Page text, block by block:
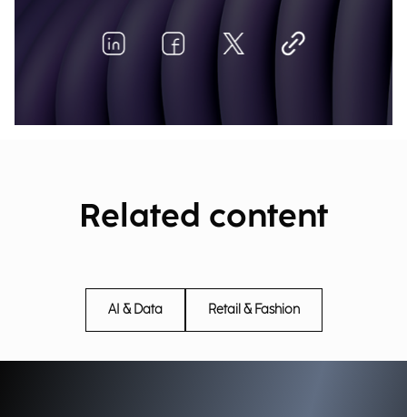
Related content
AI & Data Retail & Fashion